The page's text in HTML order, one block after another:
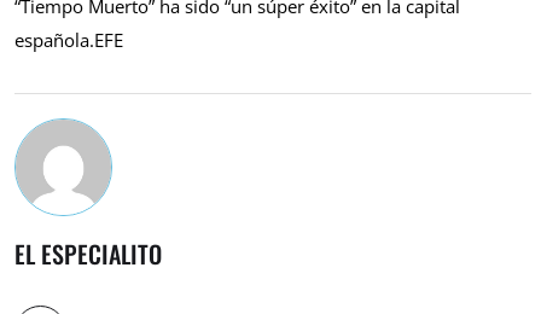
“Tiempo Muerto” ha sido “un súper éxito” en la capital
española.EFE
EL ESPECIALITO